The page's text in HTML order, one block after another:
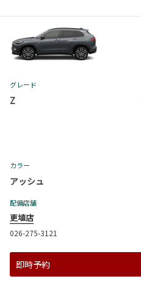
グレード
Z
カラー
アッシュ
配備店舗
更埴店
026-275-3121
即時予約